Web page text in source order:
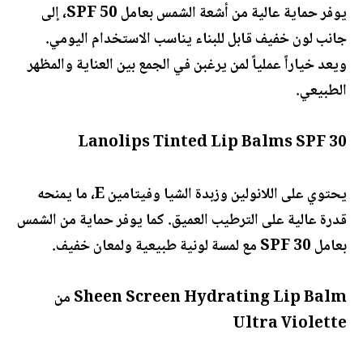
يوفر حماية عالية من أشعة الشمس بعامل SPF 50، إلى
جانب لون خفيف قابل للبناء يناسب الاستخدام اليومي.
ويعد خياراً عملياً لمن يرغبن في الجمع بين العناية والمظهر
الطبيعي.
Lanolips Tinted Lip Balms SPF 30
يحتوي على اللانولين وزبدة الشيا وفيتامين E، ما يمنحه
قدرة عالية على الترطيب العميق. كما يوفر حماية من الشمس
بعامل SPF 30 مع لمسة لونية طبيعية ولمعان خفيف.
Sheen Screen Hydrating Lip Balm من
Ultra Violette